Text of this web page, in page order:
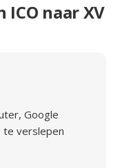
naar XV
Google
te verslepen